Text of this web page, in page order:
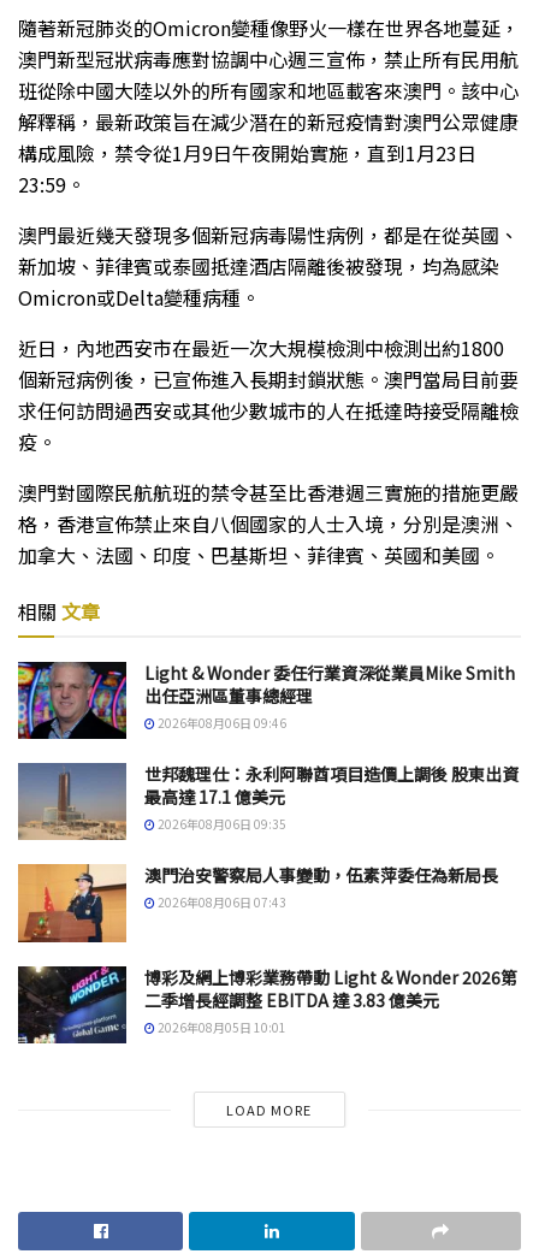
隨著新冠肺炎的Omicron變種像野火一樣在世界各地蔓延，
澳門新型冠狀病毒應對協調中心週三宣佈，禁止所有民用航
班從除中國大陸以外的所有國家和地區載客來澳門。該中心
解釋稱，最新政策旨在減少潛在的新冠疫情對澳門公眾健康
構成風險，禁令從1月9日午夜開始實施，直到1月23日
23:59。
澳門最近幾天發現多個新冠病毒陽性病例，都是在從英國、
新加坡、菲律賓或泰國抵達酒店隔離後被發現，均為感染
Omicron或Delta變種病種。
近日，內地西安市在最近一次大規模檢測中檢測出約1800
個新冠病例後，已宣佈進入長期封鎖狀態。澳門當局目前要
求任何訪問過西安或其他少數城市的人在抵達時接受隔離檢
疫。
澳門對國際民航航班的禁令甚至比香港週三實施的措施更嚴
格，香港宣佈禁止來自八個國家的人士入境，分別是澳洲、
加拿大、法國、印度、巴基斯坦、菲律賓、英國和美國。
相關 文章
Light & Wonder 委任行業資深從業員Mike Smith
出任亞洲區董事總經理
2026年08月06日 09:46
世邦魏理仕：永利阿聯酋項目造價上調後 股東出資
最高達 17.1 億美元
2026年08月06日 09:35
澳門治安警察局人事變動，伍素萍委任為新局長
2026年08月06日 07:43
博彩及網上博彩業務帶動 Light & Wonder 2026第
二季增長經調整 EBITDA 達 3.83 億美元
2026年08月05日 10:01
LOAD MORE